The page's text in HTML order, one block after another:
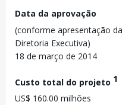
Data da aprovação
(conforme apresentação da
Diretoria Executiva)
18 de março de 2014
Custo total do projeto 1
US$ 160.00 milhões